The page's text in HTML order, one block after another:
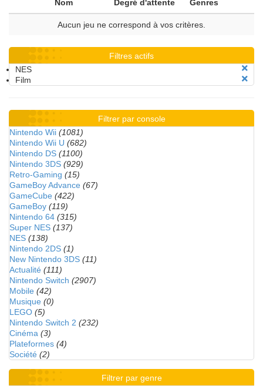
Nom Degré d'attente Genres
Aucun jeu ne correspond à vos critères.
Filtres actifs
NES
Film
Filtrer par console
Nintendo Wii (1081)
Nintendo Wii U (682)
Nintendo DS (1100)
Nintendo 3DS (929)
Retro-Gaming (15)
GameBoy Advance (67)
GameCube (422)
GameBoy (119)
Nintendo 64 (315)
Super NES (137)
NES (138)
Nintendo 2DS (1)
New Nintendo 3DS (11)
Actualité (111)
Nintendo Switch (2907)
Mobile (42)
Musique (0)
LEGO (5)
Nintendo Switch 2 (232)
Cinéma (3)
Plateformes (4)
Société (2)
Filtrer par genre